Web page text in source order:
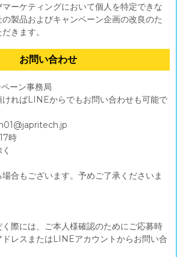
ーケティングにおいて個人を特定できな
製品およびキャンペーン企画の改良のた
きます。
お問い合わせ
ーン事務局
ければLINEからでもお問い合わせも可能で
時
合もございます。予めご了承くださいま
際には、ご本人様確認のためにご応募時
ドレスまたはLINEアカウントからお問い合